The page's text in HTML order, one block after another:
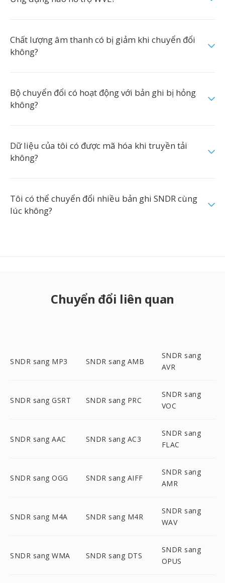
Chất lượng âm thanh có bị giảm khi chuyển đổi
không?
Bộ chuyển đổi có hoạt động với bản ghi bị hỏng
không?
Dữ liệu của tôi có được mã hóa khi truyền tải
không?
Tôi có thể chuyển đổi nhiều bản ghi SNDR cùng
lúc không?
Chuyển đổi liên quan
SNDR sang MP3 SNDR sang AMB
SNDR sang
AVR
SNDR sang GSRT SNDR sang PRC
SNDR sang
VOC
SNDR sang AAC SNDR sang AC3
SNDR sang
FLAC
SNDR sang OGG SNDR sang AIFF
SNDR sang
AMR
SNDR sang M4A SNDR sang M4R
SNDR sang
WAV
SNDR sang WMA SNDR sang DTS
SNDR sang
OPUS